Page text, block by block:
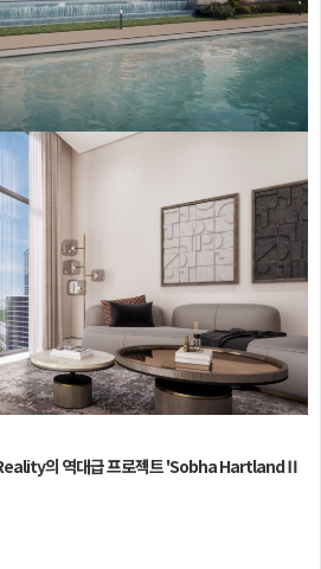
의 역대급 프로젝트 'Sobha HartlandⅡ